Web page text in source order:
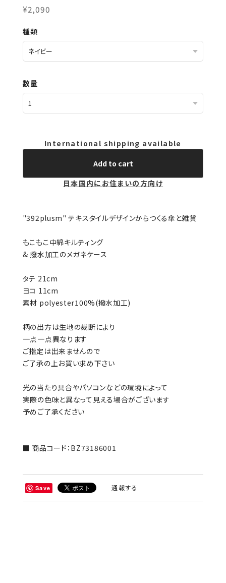
¥2,090
種類
数量
International shipping available
Add to cart
日本国内にお住まいの方向け
"392plusm" テキスタイルデザインからつくる傘と雑貨
もこもこ中綿キルティング
& 撥水加工のメガネケース
タテ 21cm
ヨコ 11cm
素材 polyester100%(撥水加工)
柄の出方は生地の裁断により
一点一点異なります
ご指定は出来ませんので
ご了承の上お買い求め下さい
光の当たり具合やパソコンなどの環境によって
実際の色味と異なって見える場合がございます
予めご了承ください
■ 商品コード：BZ73186001
Save 通報する